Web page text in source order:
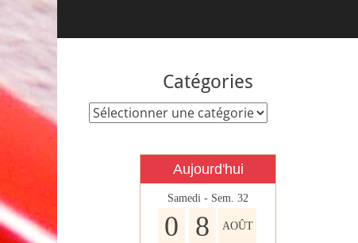
Catégories
Catégories
Aujourd'hui
Samedi - Sem. 32
0 8 AOÛT